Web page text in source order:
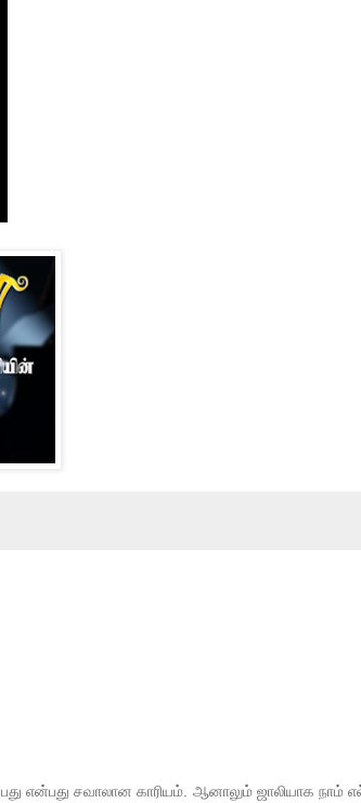
என்பது சவாலான காரியம். ஆனாலும் ஜாலியாக நாம்